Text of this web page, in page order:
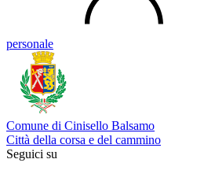
personale
Comune di Cinisello Balsamo
Città della corsa e del cammino
Seguici su